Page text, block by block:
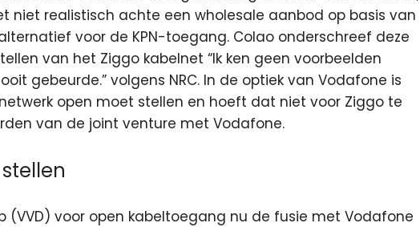
niet realistisch achte een wholesale aanbod op basis van
voor de KPN-toegang. Colao onderschreef deze
van het Ziggo kabelnet “Ik ken geen voorbeelden
gebeurde.” volgens NRC. In de optiek van Vodafone is
open moet stellen en hoeft dat niet voor Ziggo te
van de joint venture met Vodafone.
(VVD) voor open kabeltoegang nu de fusie met Vodafone